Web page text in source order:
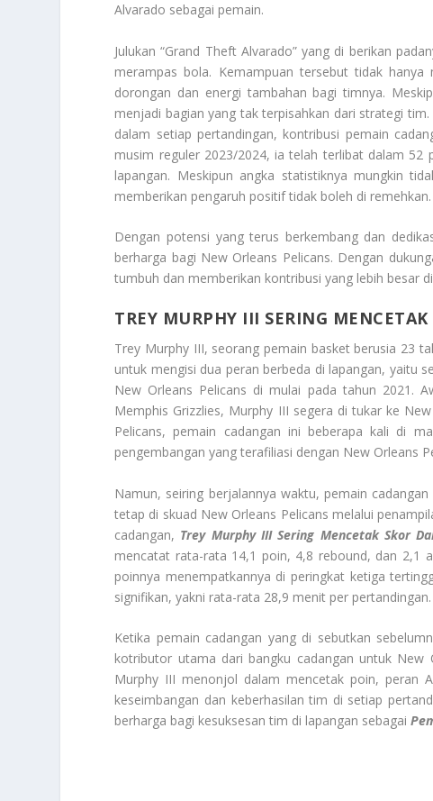
Alvarado sebagai pemain.
Julukan “Grand Theft Alvarado” yang di berikan
merampas bola. Kemampuan tersebut tidak
dorongan dan energi tambahan bagi timnya.
menjadi bagian yang tak terpisahkan dari strategi
dalam setiap pertandingan, kontribusi pemain
musim reguler 2023/2024, ia telah terlibat dalam 52
lapangan. Meskipun angka statistiknya mungkin
memberikan pengaruh positif tidak boleh di remehkan.
Dengan potensi yang terus berkembang dan
berharga bagi New Orleans Pelicans. Dengan
tumbuh dan memberikan kontribusi yang lebih besar
TREY MURPHY III SERING
Trey Murphy III, seorang pemain basket berusia 23
untuk mengisi dua peran berbeda di lapangan, yaitu
New Orleans Pelicans di mulai pada tahun 2021.
Memphis Grizzlies, Murphy III segera di tukar ke
Pelicans, pemain cadangan ini beberapa kali di
pengembangan yang terafiliasi dengan New Orleans
Namun, seiring berjalannya waktu, pemain
tetap di skuad New Orleans Pelicans melalui
cadangan, Trey Murphy III Sering Mencetak Skor
mencatat rata-rata 14,1 poin, 4,8 rebound, dan 2,1
poinnya menempatkannya di peringkat ketiga
signifikan, yakni rata-rata 28,9 menit per pertandingan.
Ketika pemain cadangan yang di sebutkan
kotributor utama dari bangku cadangan untuk New
Murphy III menonjol dalam mencetak poin, peran
keseimbangan dan keberhasilan tim di setiap
berharga bagi kesuksesan tim di lapangan sebagai